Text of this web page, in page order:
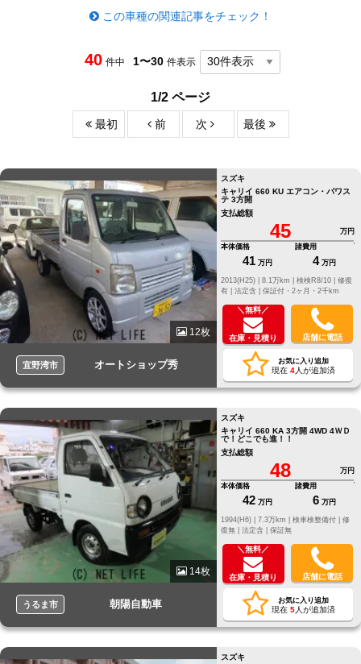
この車種の関連記事をチェック！
40 件中 1〜30 件表示
1/2 ページ
最初 前 次 最後
12枚
宜野湾市 オートショップ秀
スズキ
キャリイ 660 KU エアコン・パワス
テ 3方開
支払総額
45
万円
本体価格
41 万円
諸費用
4 万円
修復
有 | 法定含 | 保証付・2ヶ月・2千km
＼無料／
在庫・見積り 店舗に電話
お気に入り追加
現在 4人が追加済
14枚
うるま市 朝陽自動車
スズキ
キャリイ 660 KA 3方開 4WD 4ＷＤ
で！どこでも進！！
支払総額
48
万円
本体価格
42 万円
諸費用
6 万円
修
復無 | 法定含 | 保証無
＼無料／
在庫・見積り 店舗に電話
お気に入り追加
現在 5人が追加済
スズキ